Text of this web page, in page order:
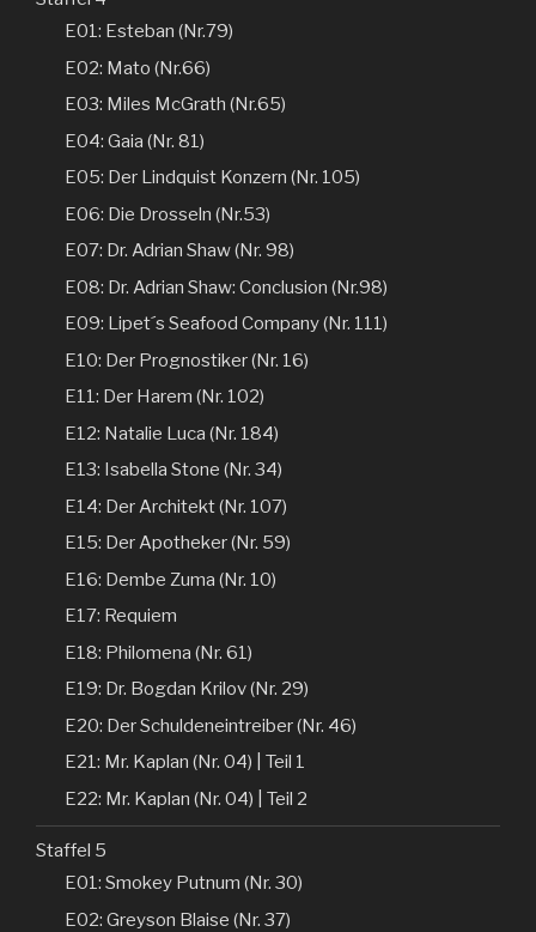
E01: Esteban (Nr.79)
E02: Mato (Nr.66)
E03: Miles McGrath (Nr.65)
E04: Gaia (Nr. 81)
E05: Der Lindquist Konzern (Nr. 105)
E06: Die Drosseln (Nr.53)
E07: Dr. Adrian Shaw (Nr. 98)
E08: Dr. Adrian Shaw: Conclusion (Nr.98)
E09: Lipet´s Seafood Company (Nr. 111)
E10: Der Prognostiker (Nr. 16)
E11: Der Harem (Nr. 102)
E12: Natalie Luca (Nr. 184)
E13: Isabella Stone (Nr. 34)
E14: Der Architekt (Nr. 107)
E15: Der Apotheker (Nr. 59)
E16: Dembe Zuma (Nr. 10)
E17: Requiem
E18: Philomena (Nr. 61)
E19: Dr. Bogdan Krilov (Nr. 29)
E20: Der Schuldeneintreiber (Nr. 46)
E21: Mr. Kaplan (Nr. 04) | Teil 1
E22: Mr. Kaplan (Nr. 04) | Teil 2
Staffel 5
E01: Smokey Putnum (Nr. 30)
E02: Greyson Blaise (Nr. 37)